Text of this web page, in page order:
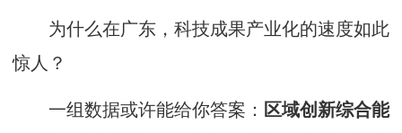
为什么在广东，科技成果产业化的速度如此
惊人？
一组数据或许能给你答案： 区域创新综合能